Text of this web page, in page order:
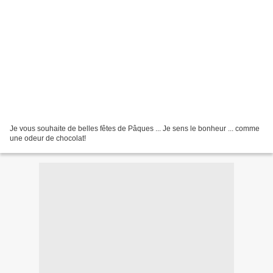
Je vous souhaite de belles fêtes de Pâques ... Je sens le bonheur ... comme
une odeur de chocolat!